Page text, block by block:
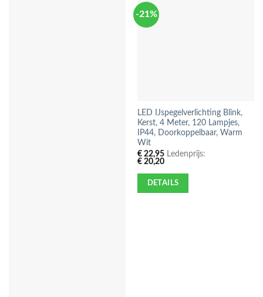
-21%
LED IJspegelverlichting Blink,
Kerst, 4 Meter, 120 Lampjes,
IP44, Doorkoppelbaar, Warm
Wit
€22,95Ledenprijs:
€20,20
DETAILS